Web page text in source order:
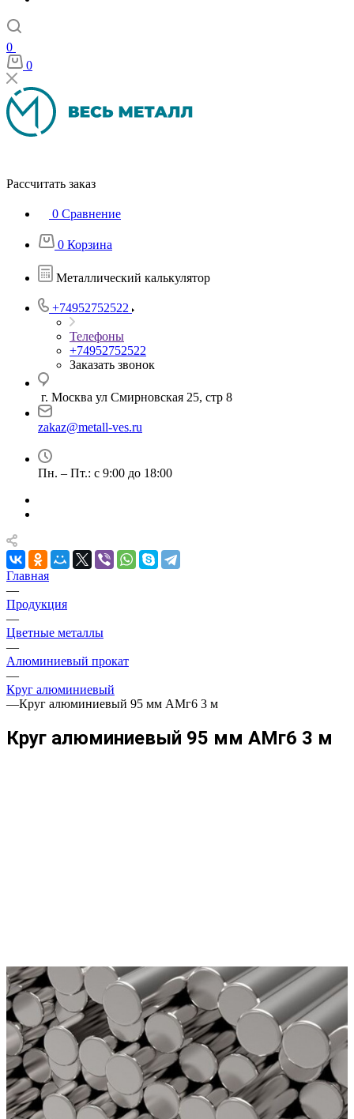
0
0
Рассчитать заказ
0 Сравнение
0 Корзина
Металлический калькулятор
+74952752522
Телефоны
+74952752522
Заказать звонок
г. Москва ул Смирновская 25, стр 8
zakaz@metall-ves.ru
Пн. – Пт.: с 9:00 до 18:00
Главная
—
Продукция
—
Цветные металлы
—
Алюминиевый прокат
—
Круг алюминиевый
—Круг алюминиевый 95 мм АМг6 3 м
Круг алюминиевый 95 мм АМг6 3 м